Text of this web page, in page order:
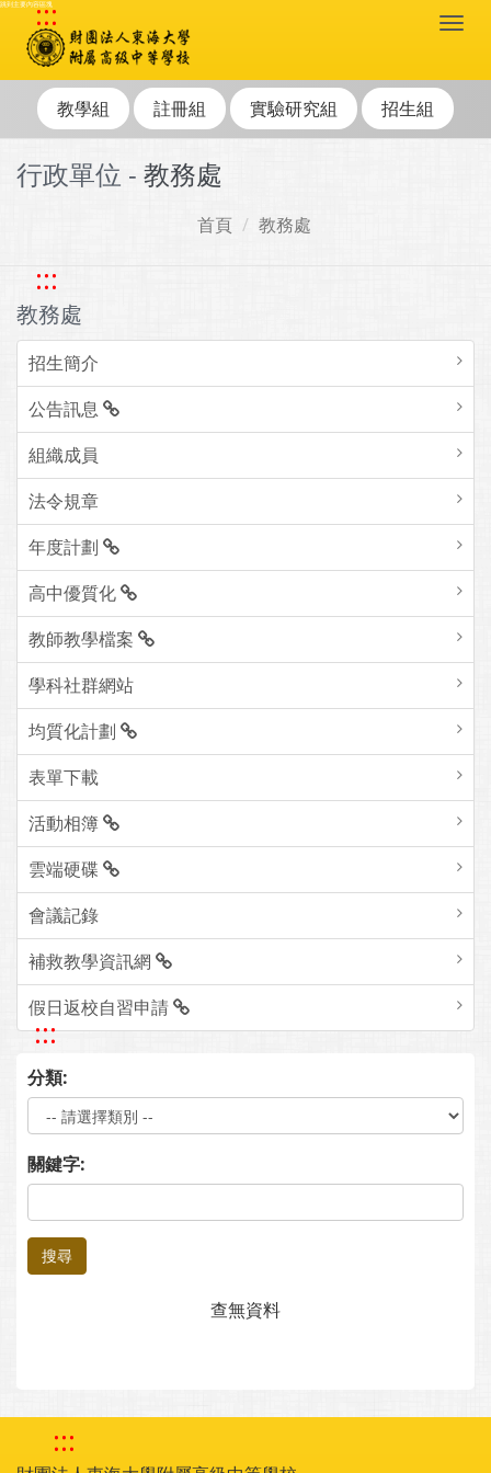
跳到主要內容區塊
:::
教學組 註冊組 實驗研究組 招生組
行政單位 - 教務處
首頁 教務處
:::
教務處
招生簡介
公告訊息
組織成員
法令規章
年度計劃
高中優質化
教師教學檔案
學科社群網站
均質化計劃
表單下載
活動相簿
雲端硬碟
會議記錄
補救教學資訊網
假日返校自習申請
:::
分類:
關鍵字:
搜尋
查無資料
:::